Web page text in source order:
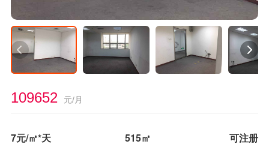
109652 元/月
7元/㎡*天 515㎡ 可注册